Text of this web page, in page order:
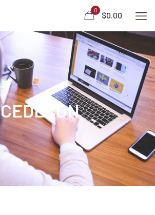
0
$0.00
CEDECON